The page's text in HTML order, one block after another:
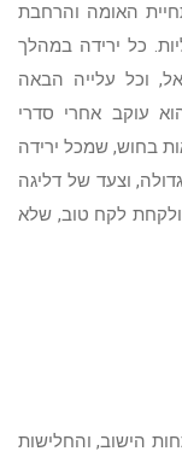
האומה והרחבת
כל ירידה במהלך
וכל עלייה הבאה
עוקב אחרי סדרי
בחוש, שמכל ירידה
וצעד של דליגה
ולקחת לקח טוב, שלא
הישוב, והחלישות